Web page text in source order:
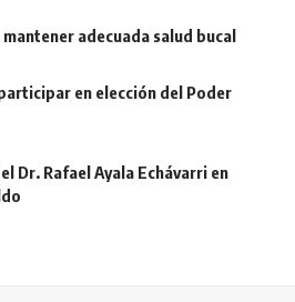
adecuada salud bucal
en elección del Poder
Dr. Rafael Ayala Echávarri en